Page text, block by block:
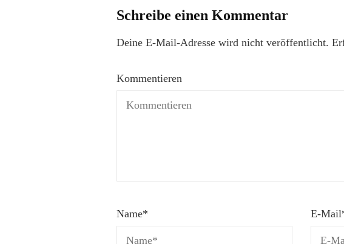
Schreibe einen Kommentar
Deine E-Mail-Adresse wird nicht veröffentlicht.
Kommentieren
Name* E-Mail